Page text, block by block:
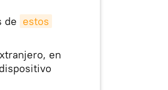
de estos
en